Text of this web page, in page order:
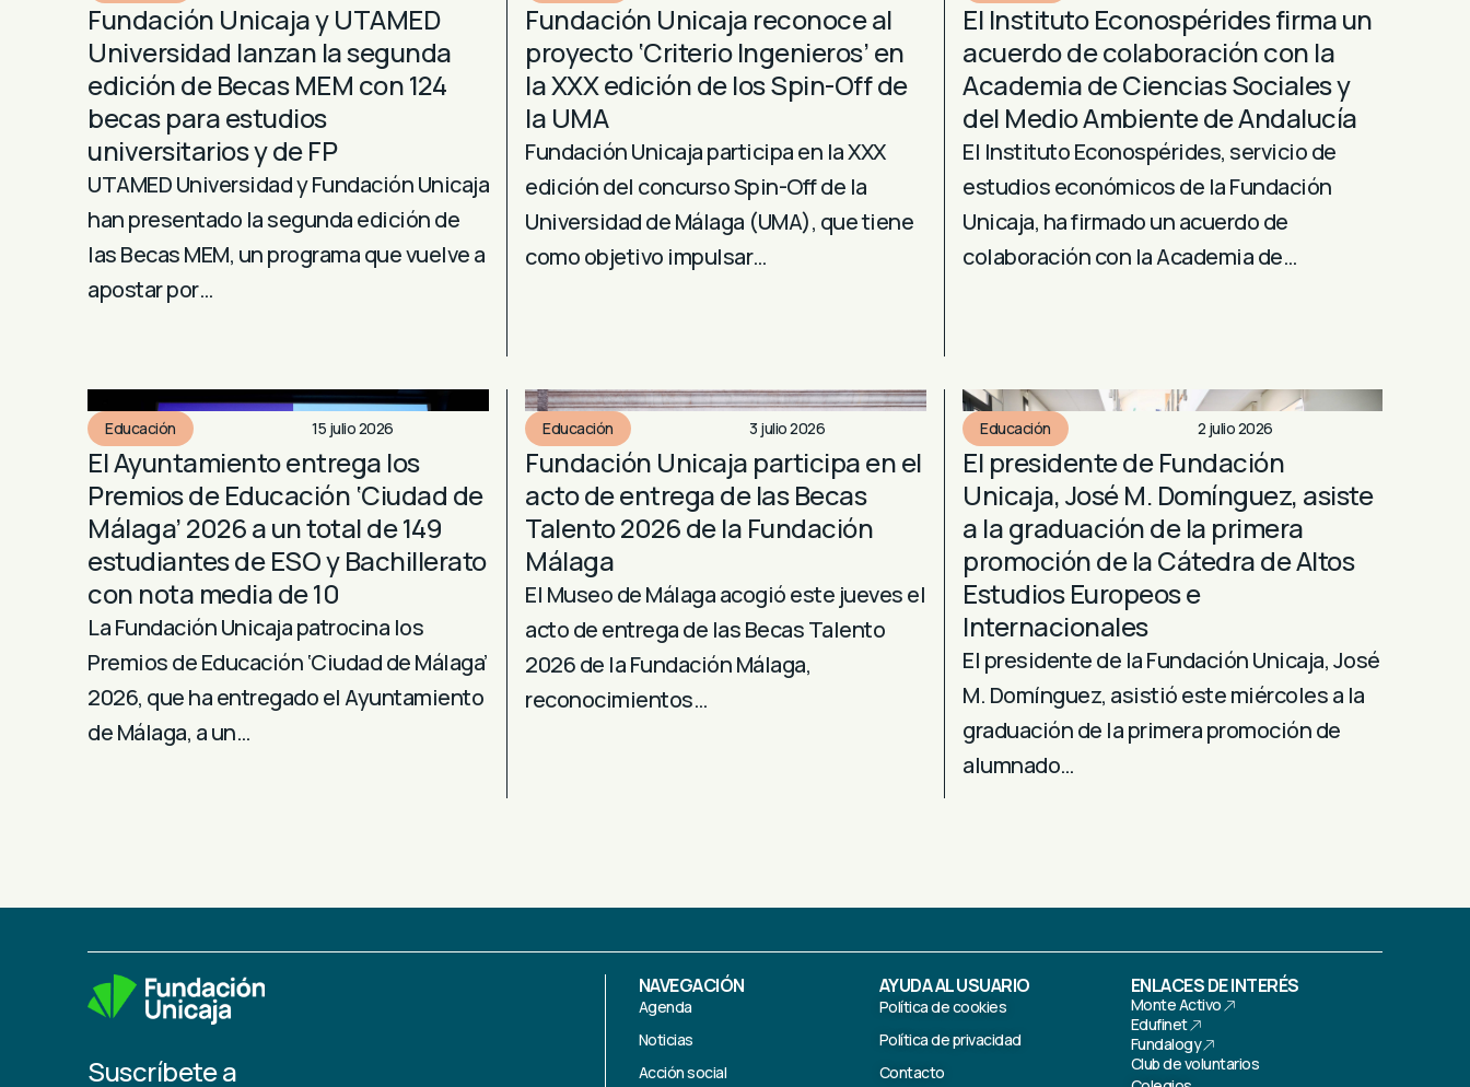
Fundación Unicaja y UTAMED
Universidad lanzan la segunda
edición de Becas MEM con 124
becas para estudios
universitarios y de FP
UTAMED Universidad y Fundación Unicaja
han presentado la segunda edición de
las Becas MEM, un programa que vuelve a
apostar por…
Fundación Unicaja reconoce al
proyecto ‘Criterio Ingenieros’ en
la XXX edición de los Spin-Off de
la UMA
Fundación Unicaja participa en la XXX
edición del concurso Spin-Off de la
Universidad de Málaga (UMA), que tiene
como objetivo impulsar…
El Instituto Econospérides firma un
acuerdo de colaboración con la
Academia de Ciencias Sociales y
del Medio Ambiente de Andalucía
El Instituto Econospérides, servicio de
estudios económicos de la Fundación
Unicaja, ha firmado un acuerdo de
colaboración con la Academia de…
Educación 15 julio 2026
El Ayuntamiento entrega los
Premios de Educación ‘Ciudad de
Málaga’ 2026 a un total de 149
estudiantes de ESO y Bachillerato
con nota media de 10
La Fundación Unicaja patrocina los
Premios de Educación ‘Ciudad de Málaga’
2026, que ha entregado el Ayuntamiento
de Málaga, a un…
Educación 3 julio 2026
Fundación Unicaja participa en el
acto de entrega de las Becas
Talento 2026 de la Fundación
Málaga
El Museo de Málaga acogió este jueves el
acto de entrega de las Becas Talento
2026 de la Fundación Málaga,
reconocimientos…
Educación 2 julio 2026
El presidente de Fundación
Unicaja, José M. Domínguez, asiste
a la graduación de la primera
promoción de la Cátedra de Altos
Estudios Europeos e
Internacionales
El presidente de la Fundación Unicaja, José
M. Domínguez, asistió este miércoles a la
graduación de la primera promoción de
alumnado…
Suscríbete a
NAVEGACIÓN
Agenda
Noticias
Acción social
AYUDA AL USUARIO
Política de cookies
Política de privacidad
Contacto
ENLACES DE INTERÉS
Monte Activo
Edufinet
Fundalogy
Club de voluntarios